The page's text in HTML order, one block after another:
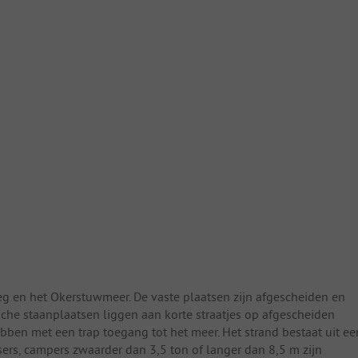
het Okerstuwmeer. De vaste plaatsen zijn afgescheiden en
staanplaatsen liggen aan korte straatjes op afgescheiden
met een trap toegang tot het meer. Het strand bestaat uit
campers zwaarder dan 3,5 ton of langer dan 8,5 m zijn